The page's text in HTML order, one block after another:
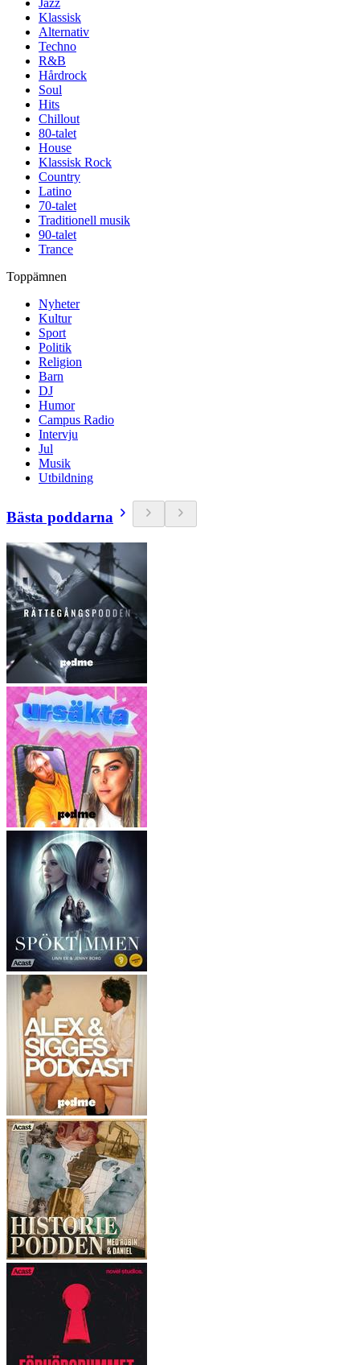
Jazz
Klassisk
Alternativ
Techno
R&B
Hårdrock
Soul
Hits
Chillout
80-talet
House
Klassisk Rock
Country
Latino
70-talet
Traditionell musik
90-talet
Trance
Toppämnen
Nyheter
Kultur
Sport
Politik
Religion
Barn
DJ
Humor
Campus Radio
Intervju
Jul
Musik
Utbildning
Bästa poddarna